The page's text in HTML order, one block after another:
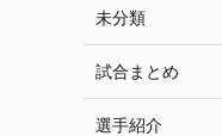
未分類
試合まとめ
選手紹介